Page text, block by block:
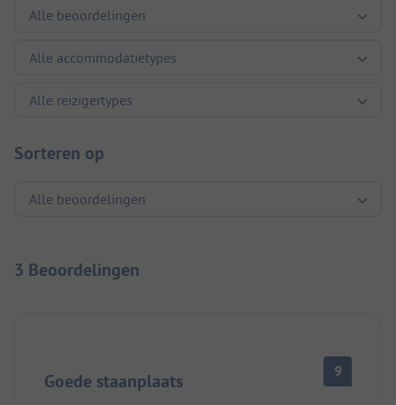
Sorteren op
3 Beoordelingen
Goede staanplaats 9